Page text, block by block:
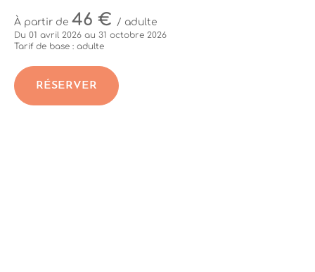
À partir de 46 € / adulte
Du 01 avril 2026 au 31 octobre 2026
Tarif de base : adulte
RÉSERVER